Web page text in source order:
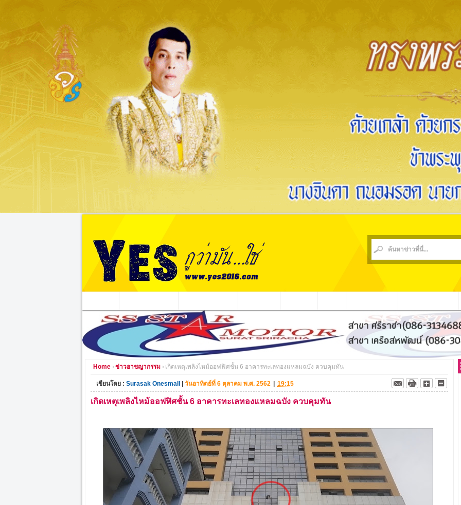
Home ข่าวอาชญากรรม เกิดเหตุเพลิงไหม้ออฟฟิศชั้น 6 อาคารทะเลทองแหลมฉบัง ควบคุมทัน
เขียนโดย : Surasak Onesmall วันอาทิตย์ที่ 6 ตุลาคม พ.ศ. 2562 19:15
เกิดเหตุเพลิงไหม้ออฟฟิศชั้น 6 อาคารทะเลทองแหลมฉบัง ควบคุมทัน